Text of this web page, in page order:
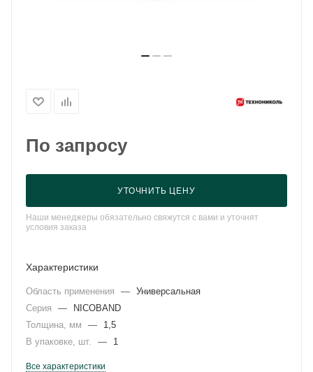
По запросу
УТОЧНИТЬ ЦЕНУ
Наши менеджеры обязательно свяжутся с вами и уточнят
условия заказа
Характеристики
Область применения — Универсальная
Серия
—
NICOBAND
Толщина, мм
—
1,5
В упаковке, шт.
— 1
Все характеристики